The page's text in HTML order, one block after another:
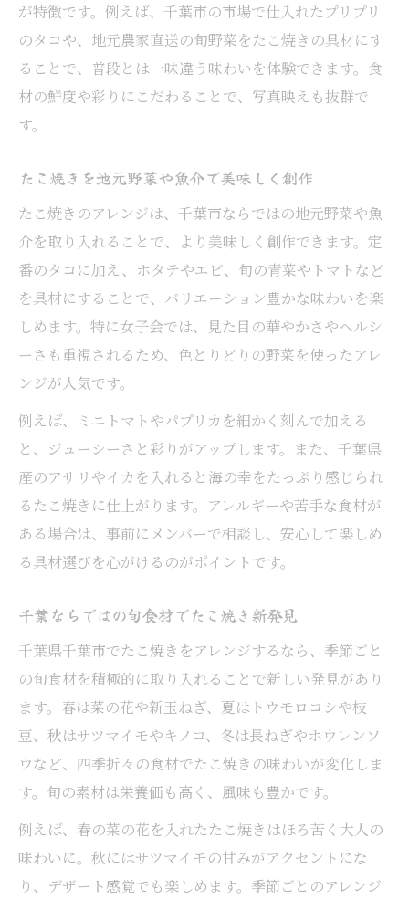
が特徴です。例えば、千葉市の市場で仕入れたプリプリ
のタコや、地元農家直送の旬野菜をたこ焼きの具材にす
ることで、普段とは一味違う味わいを体験できます。食
材の鮮度や彩りにこだわることで、写真映えも抜群で
す。
たこ焼きを地元野菜や魚介で美味しく創作
たこ焼きのアレンジは、千葉市ならではの地元野菜や魚
介を取り入れることで、より美味しく創作できます。定
番のタコに加え、ホタテやエビ、旬の青菜やトマトなど
を具材にすることで、バリエーション豊かな味わいを楽
しめます。特に女子会では、見た目の華やかさやヘルシ
ーさも重視されるため、色とりどりの野菜を使ったアレ
ンジが人気です。
例えば、ミニトマトやパプリカを細かく刻んで加える
と、ジューシーさと彩りがアップします。また、千葉県
産のアサリやイカを入れると海の幸をたっぷり感じられ
るたこ焼きに仕上がります。アレルギーや苦手な食材が
ある場合は、事前にメンバーで相談し、安心して楽しめ
る具材選びを心がけるのがポイントです。
千葉ならではの旬食材でたこ焼き新発見
千葉県千葉市でたこ焼きをアレンジするなら、季節ごと
の旬食材を積極的に取り入れることで新しい発見があり
ます。春は菜の花や新玉ねぎ、夏はトウモロコシや枝
豆、秋はサツマイモやキノコ、冬は長ねぎやホウレンソ
ウなど、四季折々の食材でたこ焼きの味わいが変化しま
す。旬の素材は栄養価も高く、風味も豊かです。
例えば、春の菜の花を入れたたこ焼きはほろ苦く大人の
味わいに。秋にはサツマイモの甘みがアクセントにな
り、デザート感覚でも楽しめます。季節ごとのアレンジ